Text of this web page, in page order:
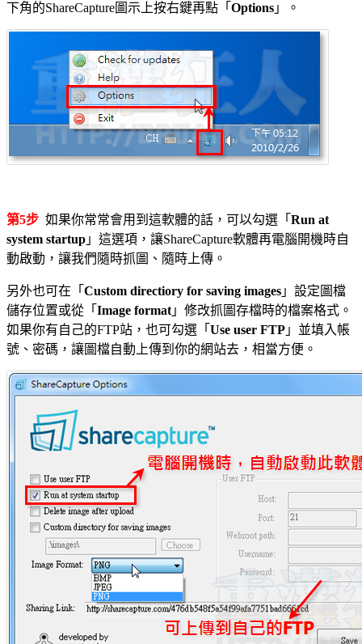
下角的ShareCapture圖示上按右鍵再點「 Options 」。
第5步 如果你常常會用到這軟體的話，可以勾選「 Run at
system startup 」這選項，讓ShareCapture軟體再電腦開機時自
動啟動，讓我們隨時抓圖、隨時上傳。
另外也可在「 Custom directiory for saving images 」設定圖檔
儲存位置或從「 Image format」修改抓圖存檔時的檔案格式。
如果你有自己的FTP站，也可勾選「 Use user FTP 」並填入帳
號、密碼，讓圖檔自動上傳到你的網站去，相當方便。